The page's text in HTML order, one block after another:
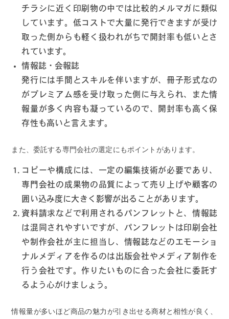
チラシに近く印刷物の中では比較的メルマガに類似
しています。低コストで大量に発行できますが受け
取った側からも軽く扱われがちで開封率も低いとさ
れています。
情報誌・会報誌
発行には手間とスキルを伴いますが、冊子形式なの
がプレミアム感を受け取った側に与えられ、また情
報量が多く内容も凝っているので、開封率も高く保
存性も高いと言えます。
また、委託する専門会社の選定にもポイントがあります。
コピーや構成には、一定の編集技術が必要であり、
専門会社の成果物の品質によって売り上げや顧客の
囲い込み度に大きく影響が出ることがあります。
資料請求などで利用されるパンフレットと、情報誌
は混同されやすいですが、パンフレットは印刷会社
や制作会社が主に担当し、情報誌などのエモーショ
ナルメディアを作るのは出版会社やメディア制作を
行う会社です。作りたいものに合った会社に委託す
るよう心がけましょう。
情報量が多いほど商品の魅力が引き出せる商材と相性が良く、